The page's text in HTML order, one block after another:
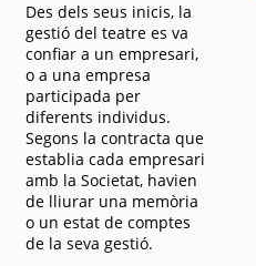
Des dels seus inicis, la
gestió del teatre es va
confiar a un empresari,
o a una empresa
participada per
diferents individus.
Segons la contracta que
establia cada empresari
amb la Societat, havien
de lliurar una memòria
o un estat de comptes
de la seva gestió.